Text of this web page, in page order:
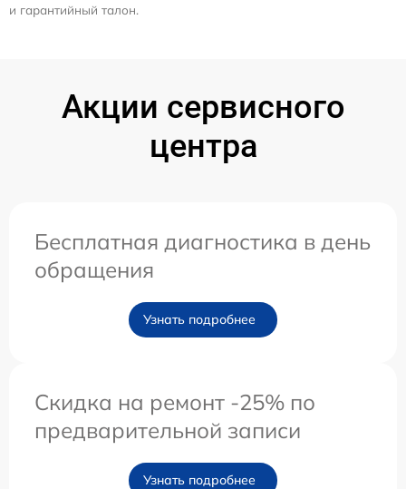
и гарантийный талон.
Акции сервисного
центра
Бесплатная диагностика в день
обращения
Узнать подробнее
Скидка на ремонт -25% по
предварительной записи
Узнать подробнее